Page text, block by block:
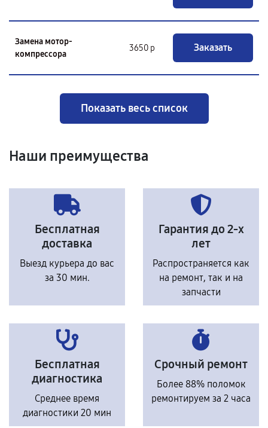
Замена мотор-
компрессора
3650 р Заказать
Показать весь список
Наши преимущества
Бесплатная
доставка
Выезд курьера до вас
за 30 мин.
Гарантия до 2-х
лет
Распространяется как
на ремонт, так и на
запчасти
Бесплатная
диагностика
Среднее время
диагностики 20 мин
Срочный ремонт
Более 88% поломок
ремонтируем за 2 часа